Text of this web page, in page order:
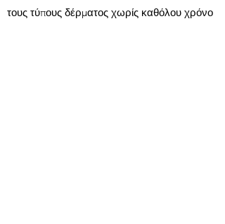
τους τύπους δέρματος χωρίς καθόλου χρόνο